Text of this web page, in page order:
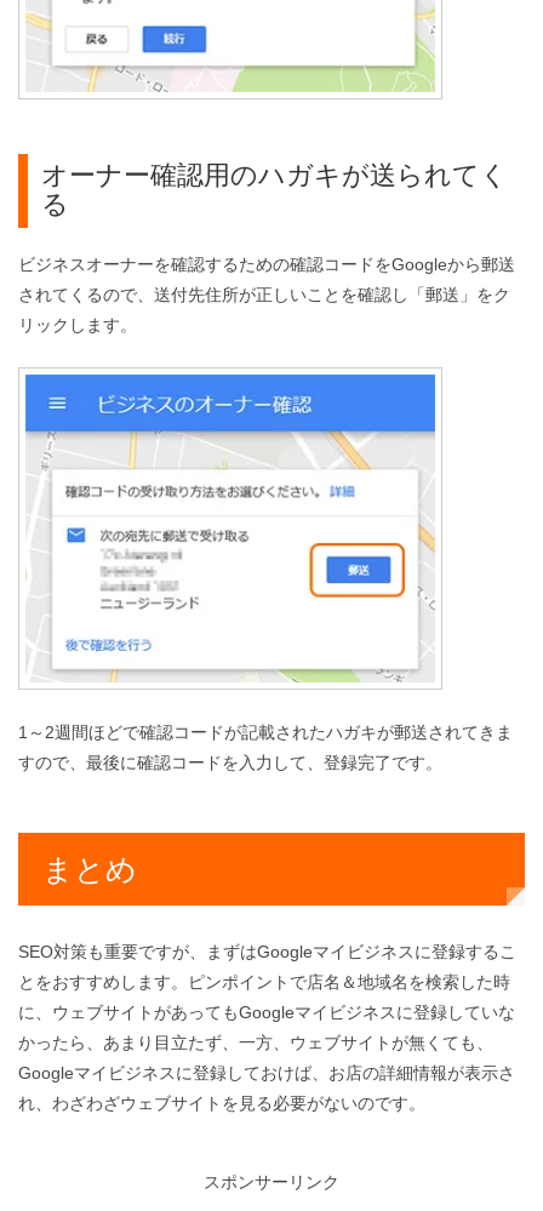
オーナー確認用のハガキが送られてく
る
ビジネスオーナーを確認するための確認コードをGoogleから郵送
されてくるので、送付先住所が正しいことを確認し「郵送」をク
リックします。
1～2週間ほどで確認コードが記載されたハガキが郵送されてきま
すので、最後に確認コードを入力して、登録完了です。
まとめ
SEO対策も重要ですが、まずはGoogleマイビジネスに登録するこ
とをおすすめします。ピンポイントで店名＆地域名を検索した時
に、ウェブサイトがあってもGoogleマイビジネスに登録していな
かったら、あまり目立たず、一方、ウェブサイトが無くても、
Googleマイビジネスに登録しておけば、お店の詳細情報が表示さ
れ、わざわざウェブサイトを見る必要がないのです。
スポンサーリンク